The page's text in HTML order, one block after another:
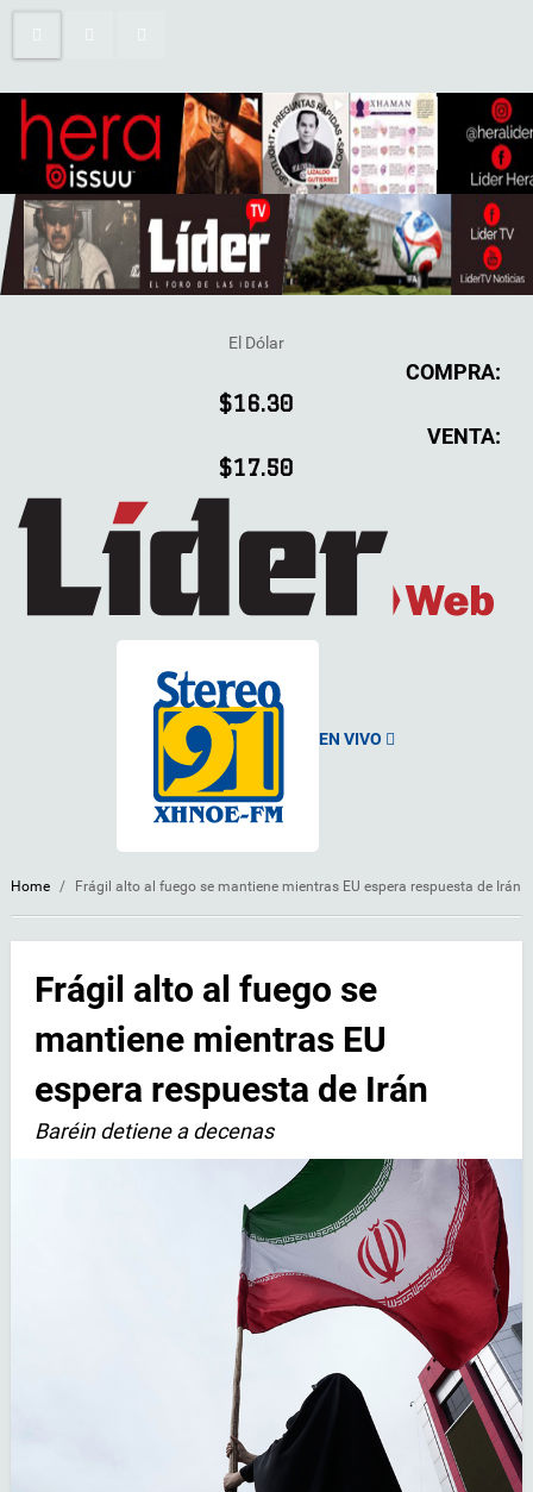
El Dólar
COMPRA:
$16.30
VENTA:
$17.50
EN VIVO
Home / Frágil alto al fuego se mantiene mientras EU espera respuesta de Irán
Frágil alto al fuego se
mantiene mientras EU
espera respuesta de Irán
Baréin detiene a decenas